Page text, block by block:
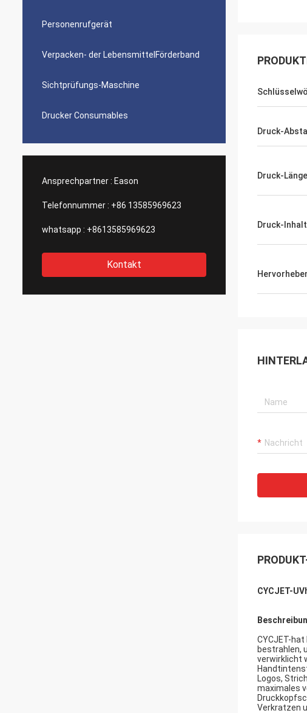
Personenrufgerät
Verpacken- der LebensmittelFörderband
Sichtprüfungs-Maschine
Drucker Consumables
Ansprechpartner : Eason
Telefonnummer : +86 13585969623
whatsapp : +8613585969623
Kontakt
Druck-
Druck-Länge
Druck-Inhalt
CYCJET-
CYCJET-
bestrahlen,
verwirklicht
Logos,
maximales
Verkratzen